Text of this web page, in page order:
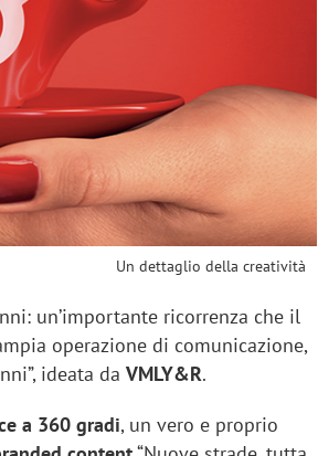
Un dettaglio della creatività
un’importante ricorrenza che il
operazione di comunicazione,
ideata daVMLY&R.
a 360 gradi, un vero e proprio
Networking agli eventi: come la
startup Kicè punta a eliminare lo
"spreco di relazioni"